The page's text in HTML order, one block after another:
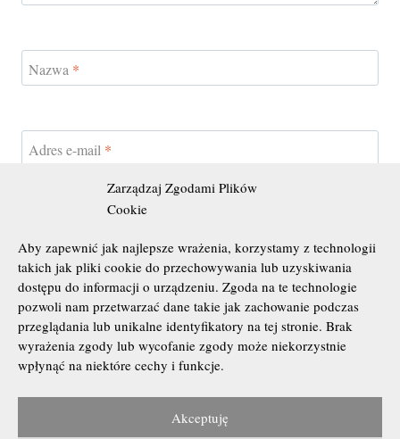
Zarządzaj Zgodami Plików
Cookie
Aby zapewnić jak najlepsze wrażenia, korzystamy z technologii
takich jak pliki cookie do przechowywania lub uzyskiwania
dostępu do informacji o urządzeniu. Zgoda na te technologie
pozwoli nam przetwarzać dane takie jak zachowanie podczas
przeglądania lub unikalne identyfikatory na tej stronie. Brak
wyrażenia zgody lub wycofanie zgody może niekorzystnie
wpłynąć na niektóre cechy i funkcje.
Akceptuję
Nazwa *
Adres e-mail *
Zapamiętaj moje dane w tej przeglądarce podczas pisania
kolejnych komentarzy.
Wszelkie Prawa Zastrzeżone © 2010 - 2026 Marek Kubacki &